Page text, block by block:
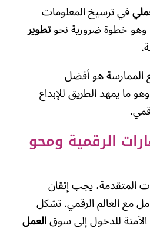
في ترسيخ المعلومات
خطوة ضرورية نحوتطوير
الممارسة هو أفضل
ما يمهد الطريق للإبداع
الرقمية ومحو
المتقدمة، يجب إتقان
مع العالم الرقمي. تشكل
الآمنة للدخول إلى سوقالعمل